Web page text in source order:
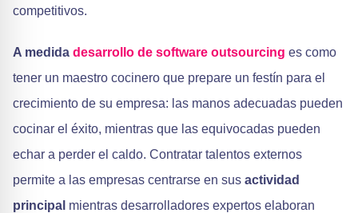
competitivos.
A medida desarrollo de software outsourcing es como
tener un maestro cocinero que prepare un festín para el
crecimiento de su empresa: las manos adecuadas pueden
cocinar el éxito, mientras que las equivocadas pueden
echar a perder el caldo. Contratar talentos externos
permite a las empresas centrarse en sus actividad
principal mientras desarrolladores expertos elaboran